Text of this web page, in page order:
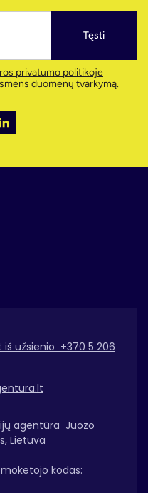
Tęsti
privatumo politikoje
duomenų tvarkymą.
užsienio +370 5 206
agentūra Juozo
Lietuva
mokėtojo kodas: